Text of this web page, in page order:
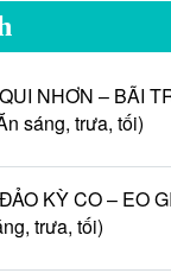
NHƠN – BÃI
sáng, trưa, tối)
KỲ CO – EO
trưa, tối)